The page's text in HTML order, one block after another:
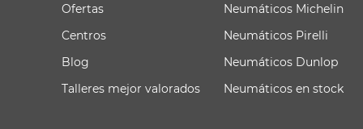
Ofertas
Centros
Blog
Talleres mejor valorados
Neumáticos Michelin
Neumáticos Pirelli
Neumáticos Dunlop
Neumáticos en stock